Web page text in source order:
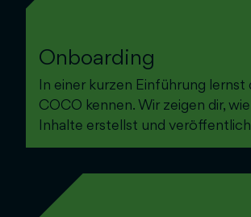
Onboarding
In einer kurzen Einführung lernst
COCO kennen. Wir zeigen dir,
Inhalte erstellst und